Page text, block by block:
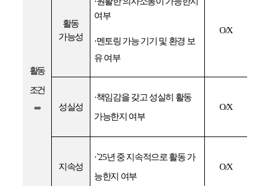
활동
조건
**
활동
가능성
여부
·멘토링 가능 기기 및 환경 보
유 여부
O/X
성실성
·책임감을 갖고 성실히 활동
가능한지 여부
O/X
지속성
·`25년 중 지속적으로 활동 가
능한지 여부
O/X